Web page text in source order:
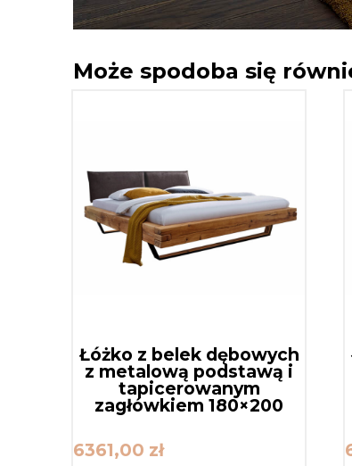
Może spodoba się
Łóżko z belek dębowych
z metalową podstawą i
tapicerowanym
zagłówkiem 180×200
6361,00 zł